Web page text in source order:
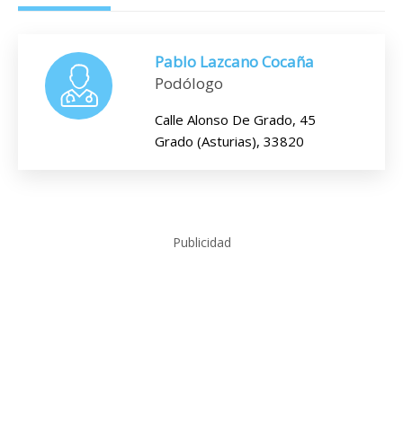
Pablo Lazcano Cocaña
Podólogo
Calle Alonso De Grado, 45
Grado (Asturias), 33820
Publicidad